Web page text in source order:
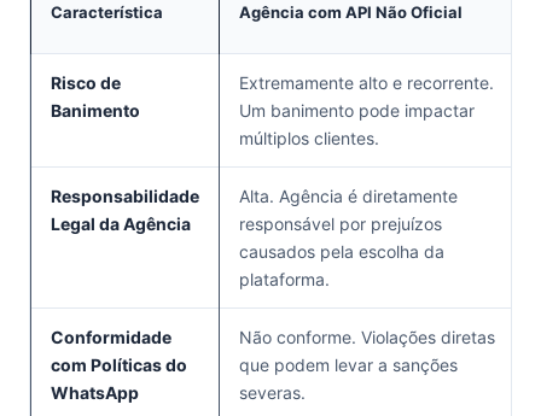
Característica Agência com API Não Oficial
Risco de
Banimento
Extremamente alto e recorrente.
Um banimento pode impactar
múltiplos clientes.
Responsabilidade
Legal da Agência
Alta. Agência é diretamente
responsável por prejuízos
causados pela escolha da
plataforma.
Conformidade
com Políticas do
WhatsApp
Não conforme. Violações diretas
que podem levar a sanções
severas.